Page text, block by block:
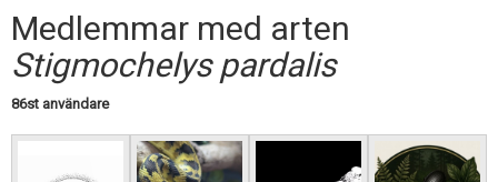
Medlemmar med arten
Stigmochelys pardalis
86st användare
Skapa konto